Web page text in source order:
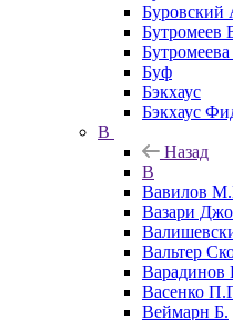
Буровский
Бутромеев
Буф
Бэкхаус
Бэкхаус
В
Назад
В
Вавилов
Вазари
Вальтер
Варадинов
Васенко
Веймарн Б.